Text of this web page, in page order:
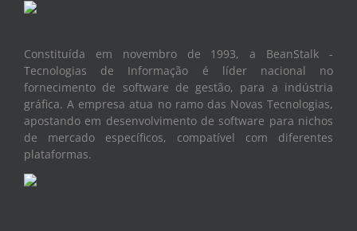
Constituída em novembro de 1993, a BeanStalk -
Tecnologias de Informação é líder nacional no
fornecimento de software de gestão, para a indústria
gráfica. A empresa atua no ramo das Novas Tecnologias,
apostando em desenvolvimento de software para nichos
de mercado específicos, compatível com diferentes
plataformas.